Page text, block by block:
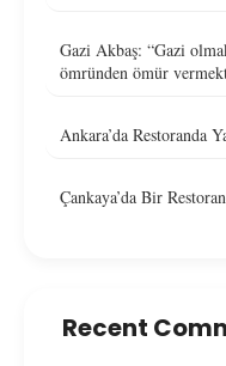
Gazi Akbaş: “Gazi
ömründen ömür
Ankara’da Restoranda
Çankaya’da Bir
Recent